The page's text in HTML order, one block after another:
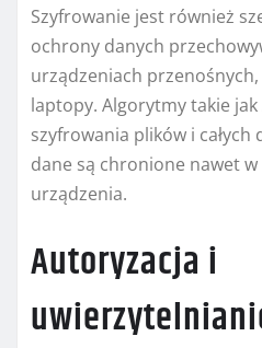
Szyfrowanie jest również
ochrony danych
urządzeniach
laptopy. Algorytmy takie jak
szyfrowania plików i całych
dane są chronione nawet
urządzenia.
Autoryzacja i